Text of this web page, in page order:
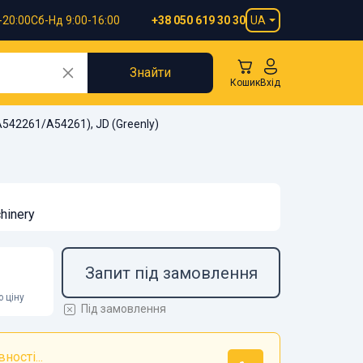
Сб-Нд 9:00-16:00 +38 050 619 30 30 UA
Знайти
КошикВхід
A54261), JD (Greenly)
ціну
Запит під замовлення
Під замовлення